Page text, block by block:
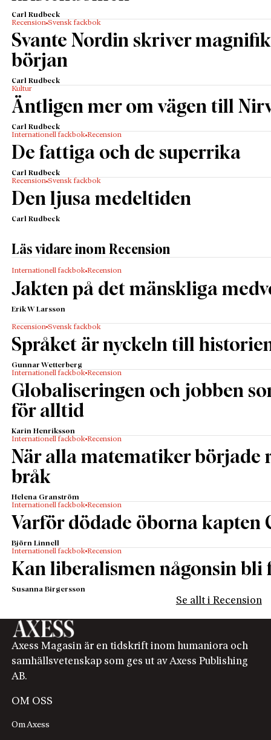
Carl Rudbeck
Recension Svensk fackbok
Svante Nordin skriver
början
Carl Rudbeck
Kultur
Äntligen mer om vägen till
Carl Rudbeck
Internationell fackbok Recension
De fattiga och de superrika
Carl Rudbeck
Recension Svensk fackbok
Den ljusa medeltiden
Carl Rudbeck
Läs vidare inom Recension
Internationell fackbok Recension
Jakten på det mänskliga
Erik W Larsson
Recension Svensk fackbok
Språket är nyckeln till
Gunnar Wetterberg
Internationell fackbok Recension
Globaliseringen och jobben
för alltid
Karin Henriksson
Internationell fackbok Recension
När alla matematiker började
bråk
Helena Granström
Internationell fackbok Recension
Varför dödade öborna kapten
Björn Linnell
Internationell fackbok Recension
Kan liberalismen någonsin bli
Susanna Birgersson
Se allt i Recension
Axess Magasin är en tidskrift inom humaniora och
samhällsvetenskap som ges ut av Axess Publishing
AB.
OM OSS
Om Axess